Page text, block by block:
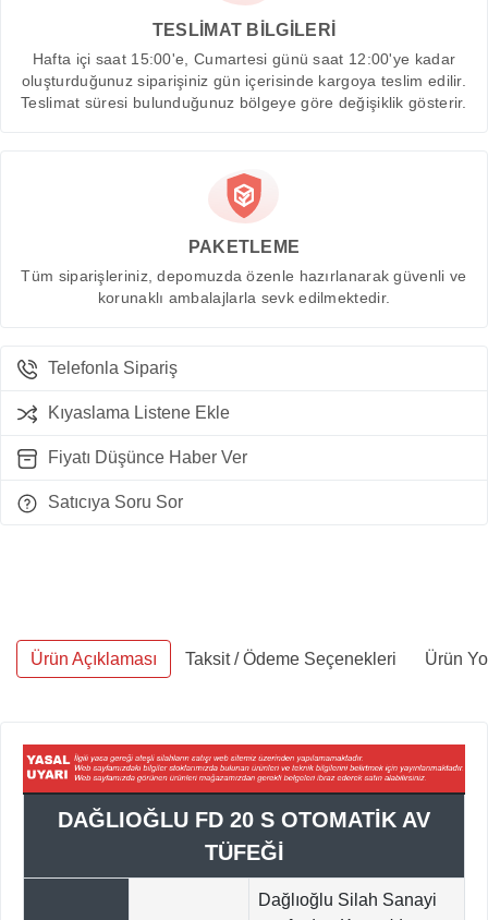
TESLİMAT BİLGİLERİ
Hafta içi saat 15:00'e, Cumartesi günü saat 12:00'ye kadar
oluşturduğunuz siparişiniz gün içerisinde kargoya teslim edilir.
Teslimat süresi bulunduğunuz bölgeye göre değişiklik gösterir.
PAKETLEME
Tüm siparişleriniz, depomuzda özenle hazırlanarak güvenli ve
korunaklı ambalajlarla sevk edilmektedir.
Telefonla Sipariş
Kıyaslama Listene Ekle
Fiyatı Düşünce Haber Ver
Satıcıya Soru Sor
Ürün Açıklaması Taksit / Ödeme Seçenekleri Ürün
DAĞLIOĞLU FD 20 S OTOMATİK AV
TÜFEĞİ
Dağlıoğlu Silah Sanayi